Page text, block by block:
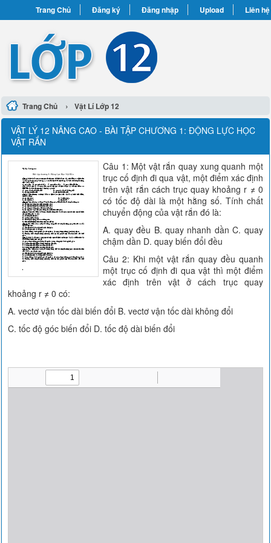
Trang Chủ Đăng ký Đăng nhập Upload Liên hệ
Trang Chủ › Vật Lí Lớp 12
VẬT LÝ 12 NÂNG CAO - BÀI TẬP CHƯƠNG 1: ĐỘNG LỰC HỌC
VẬT RẮN
Câu 1: Một vật rắn quay xung quanh một
trục cố định đi qua vật, một điểm xác định
trên vật rắn cách trục quay khoảng r ≠ 0
có tốc độ dài là một hằng số. Tính chất
chuyển động của vật rắn đó là:
A. quay đều B. quay nhanh dần C. quay
chậm dần D. quay biến đổi đều
Câu 2: Khi một vật rắn quay đều quanh
một trục cố định đi qua vật thì một điểm
xác định trên vật ở cách trục quay
khoảng r ≠ 0 có:
A. vectơ vận tốc dài biến đổi B. vectơ vận tốc dài không đổi
C. tốc độ góc biến đổi D. tốc độ dài biến đổi